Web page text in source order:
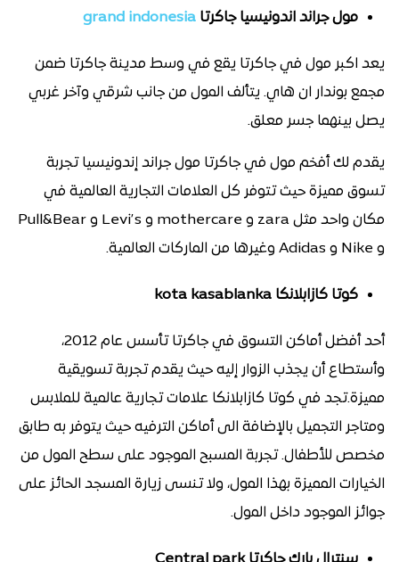
مول جراند اندونيسيا جاكرتا grand indonesia
يعد اكبر مول في جاكرتا يقع في وسط مدينة جاكرتا ضمن
مجمع بوندار ان هاي. يتألف المول من جانب شرقي وآخر غربي
يصل بينهما جسر معلق.
يقدم لك أفخم مول في جاكرتا مول جراند إندونيسيا تجربة
تسوق مميزة حيث تتوفر كل العلامات التجارية العالمية في
مكان واحد مثل zara و mothercare و Levi’s و Pull&Bear
و Nike و Adidas وغيرها من الماركات العالمية.
كوتا كازابلانكا kota kasablanka
أحد أفضل أماكن التسوق في جاكرتا تأسس عام 2012،
وأستطاع أن يجذب الزوار إليه حيث يقدم تجربة تسويقية
مميزة.تجد في كوتا كازابلانكا علامات تجارية عالمية للملابس
ومتاجر التجميل بالإضافة الى أماكن الترفيه حيث يتوفر به طابق
مخصص للأطفال. تجربة المسبح الموجود على سطح المول من
الخيارات المميزة بهذا المول، ولا تنسى زيارة المسجد الحائز على
جوائز الموجود داخل المول.